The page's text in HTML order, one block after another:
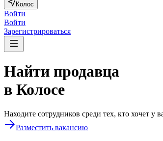
Колос
Войти
Войти
Зарегистрироваться
Найти продавца
в Колосе
Находите сотрудников среди тех, кто хочет у
Разместить вакансию